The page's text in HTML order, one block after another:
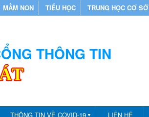
MẦM NON TIỂU HỌC TRUNG HỌC CƠ SỞ
THÔNG TIN
THÔNG TIN VỀ COVID-19 ▼ LIÊN HỆ